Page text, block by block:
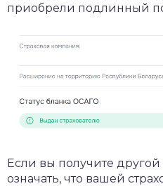
приобрели подлинный
Если вы получите другой
означать, что вашей